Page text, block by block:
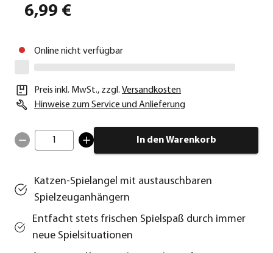
6,99 €
Online nicht verfügbar
Preis inkl. MwSt., zzgl. Versandkosten
Hinweise zum Service und Anlieferung
1 In den Warenkorb
Katzen-Spielangel mit austauschbaren
Spielzeuganhängern
Entfacht stets frischen Spielspaß durch immer
neue Spielsituationen